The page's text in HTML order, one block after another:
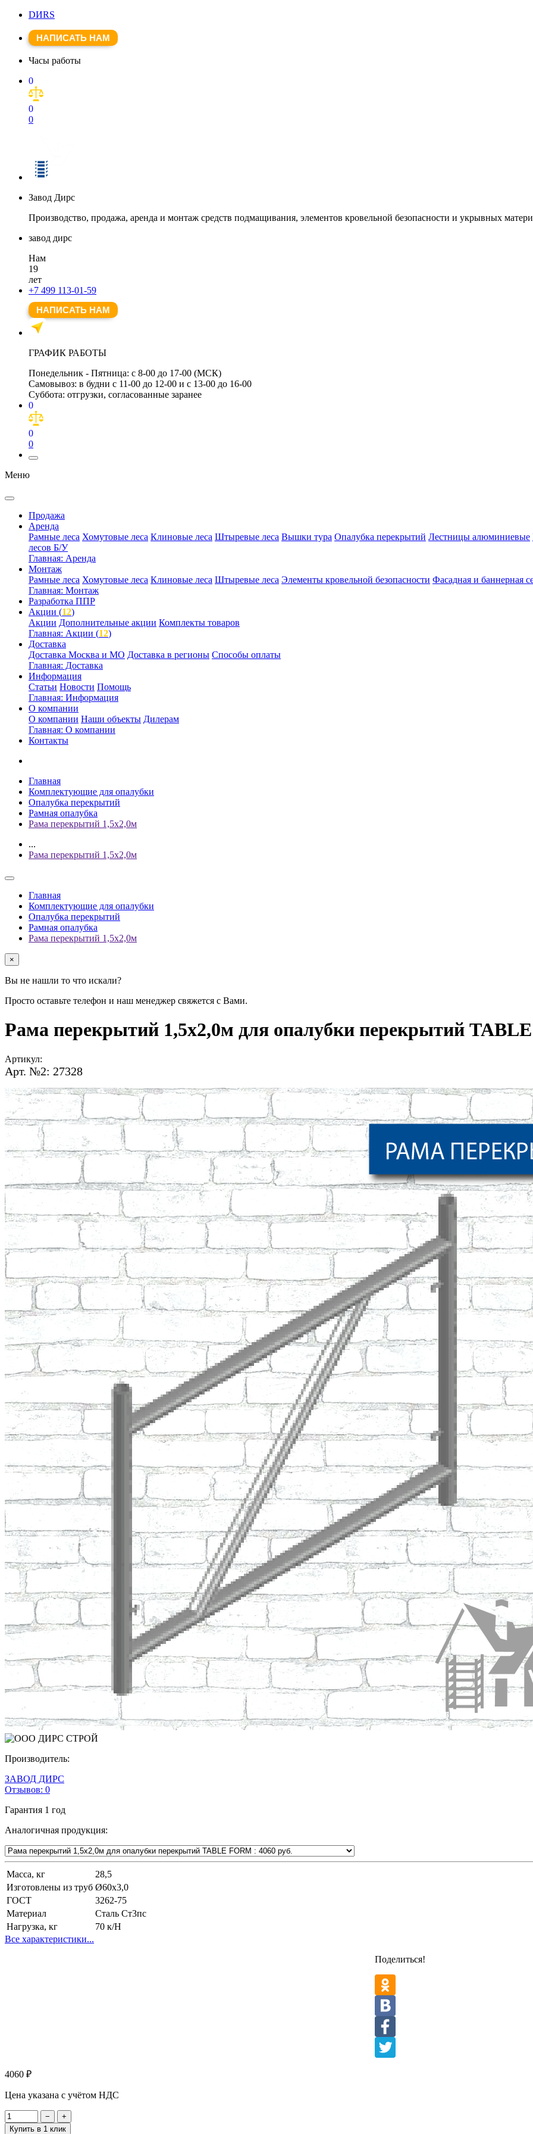
DИRS
НАПИСАТЬ НАМ
Часы работы
0
0
0
Завод Дирс
Производство, продажа, аренда и монтаж средств подмащивания, элементов кровельной безопасности и укрывных
завод дирс
Нам
19
лет
+7 499 113-01-59
НАПИСАТЬ НАМ
ГРАФИК РАБОТЫ
Понедельник - Пятница: с 8-00 до 17-00 (МСК)
Самовывоз: в будни с 11-00 до 12-00 и с 13-00 до 16-00
Суббота: отгрузки, согласованные заранее
0
0
0
Меню
Продажа
Аренда
Рамные леса Хомутовые леса Клиновые леса Штыревые леса Вышки тура Опалубка перекрытий Лестницы алюминиевые
лесов Б/У
Главная: Аренда
Монтаж
Рамные леса Хомутовые леса Клиновые леса Штыревые леса Элементы кровельной безопасности Фасадная и баннерная
Главная: Монтаж
Разработка ППР
Акции (12)
Акции Дополнительные акции Комплекты товаров
Главная: Акции (12)
Доставка
Доставка Москва и МО Доставка в регионы Способы оплаты
Главная: Доставка
Информация
Статьи Новости Помощь
Главная: Информация
О компании
О компании Наши объекты Дилерам
Главная: О компании
Контакты
Главная
Комплектующие для опалубки
Опалубка перекрытий
Рамная опалубка
Рама перекрытий 1,5х2,0м
...
Рама перекрытий 1,5х2,0м
Главная
Комплектующие для опалубки
Опалубка перекрытий
Рамная опалубка
Рама перекрытий 1,5х2,0м
×
Вы не нашли то что искали?
Просто оставьте телефон и наш менеджер свяжется с Вами.
Рама перекрытий 1,5х2,0м для опалубки перекрытий
Артикул:
Арт. №2: 27328
Производитель:
ЗАВОД ДИРС
Отзывов: 0
Гарантия 1 год
Аналогичная продукция:
Масса, кг
28,5
Изготовлены из труб Ø60х3,0
ГОСТ
3262-75
Материал
Сталь Ст3пс
Нагрузка, кг
70 к/Н
Все характеристики...
Поделиться!
4060 ₽
Цена указана с учётом НДС
−
+
Купить в 1 клик